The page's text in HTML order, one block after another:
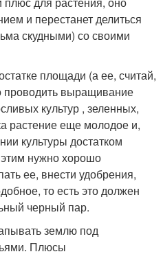
и перестанет делиться
скудными) со своими
площади (а ее, считай,
проводить выращивание
культур , зеленных,
растение еще молодое и,
культуры достатком
нужно хорошо
ее, внести удобрения,
то есть это должен
черный пар.